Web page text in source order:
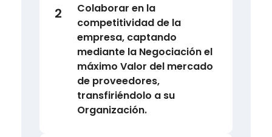
2
Colaborar en la
competitividad de la
empresa, captando
mediante la Negociación el
máximo Valor del mercado
de proveedores,
transfiriéndolo a su
Organización.